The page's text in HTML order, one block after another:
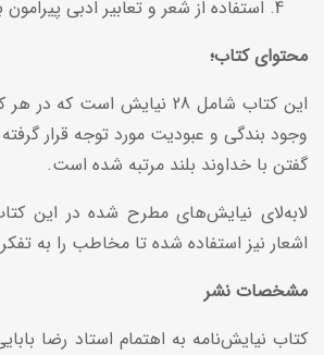
استفاده از شعر و تعابیر ادبی
محتوای کتاب؛
این کتاب شامل 28 نیایش است
وجود بندگی و عبودیت مورد توجه قرار
گفتن با خداوند بلند مرتبه شده است.
لابه‌لای نیایش‌های مطرح شده در این
اشعار نیز استفاده شده تا مخاطب را به
مشخصات نشر
کتاب نیایش‌نامه به اهتمام استاد رضا